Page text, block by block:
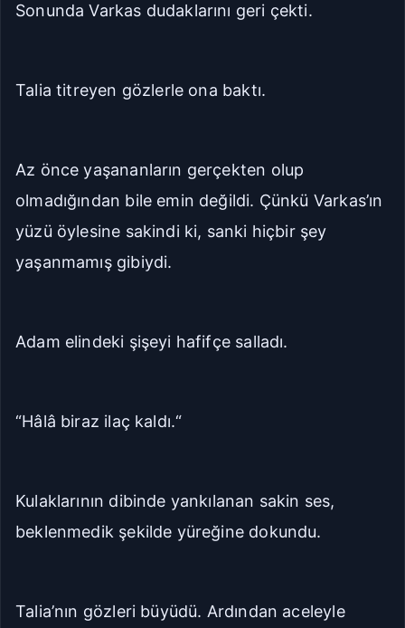
Sonunda Varkas dudaklarını geri çekti.
Talia titreyen gözlerle ona baktı.
Az önce yaşananların gerçekten olup
olmadığından bile emin değildi. Çünkü Varkas’ın
yüzü öylesine sakindi ki, sanki hiçbir şey
yaşanmamış gibiydi.
Adam elindeki şişeyi hafifçe salladı.
“Hâlâ biraz ilaç kaldı.“
Kulaklarının dibinde yankılanan sakin ses,
beklenmedik şekilde yüreğine dokundu.
Talia’nın gözleri büyüdü. Ardından aceleyle